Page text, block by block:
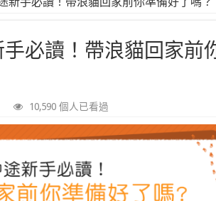
手必讀！帶浪貓回家前
10,590 個人已看過